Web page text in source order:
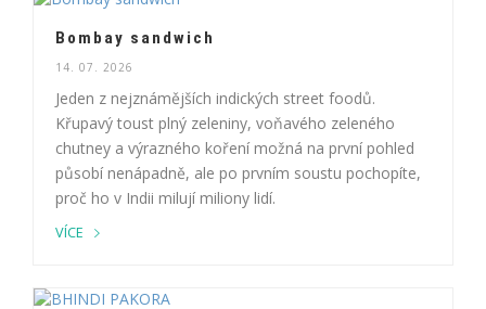
Bombay sandwich
14. 07. 2026
Jeden z nejznámějších indických street foodů.
Křupavý toust plný zeleniny, voňavého zeleného
chutney a výrazného koření možná na první pohled
působí nenápadně, ale po prvním soustu pochopíte,
proč ho v Indii milují miliony lidí.
VÍCE